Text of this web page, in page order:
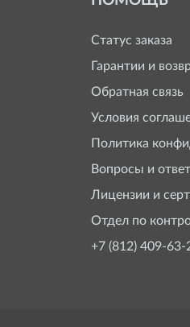
Статус заказа
Гарантии и
Обратная связь
Условия
Политика
Вопросы и
Лицензии и
Отдел по
+7 (812) 409-63-